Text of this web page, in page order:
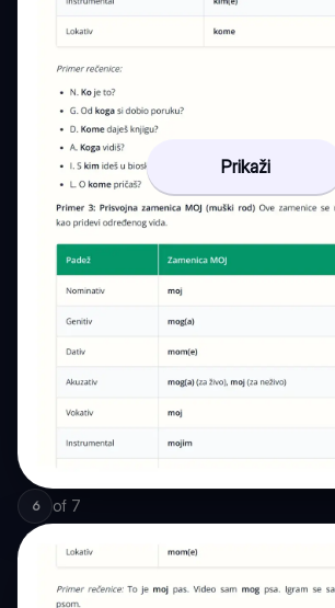
Prikaži
6 of 7